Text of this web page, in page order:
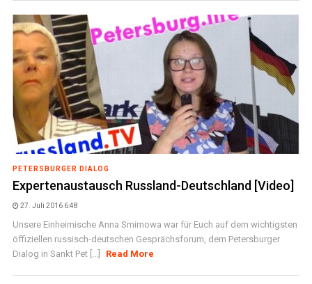
PETERSBURGER DIALOG
Expertenaustausch Russland-Deutschland [Video]
27. Juli 2016 6:48
Unsere Einheimische Anna Smirnowa war für Euch auf dem wichtigsten
öffiziellen russisch-deutschen Gesprächsforum, dem Petersburger
Dialog in Sankt Pet [...]
Read More